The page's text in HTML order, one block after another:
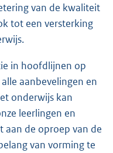
van de kwaliteit
tot een versterking
in hoofdlijnen op
aanbevelingen en
onderwijs kan
leerlingen en
aan de oproep van de
van vorming te